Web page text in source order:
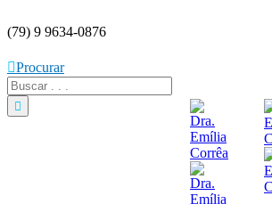
(79) 9 9634-0876
Procurar